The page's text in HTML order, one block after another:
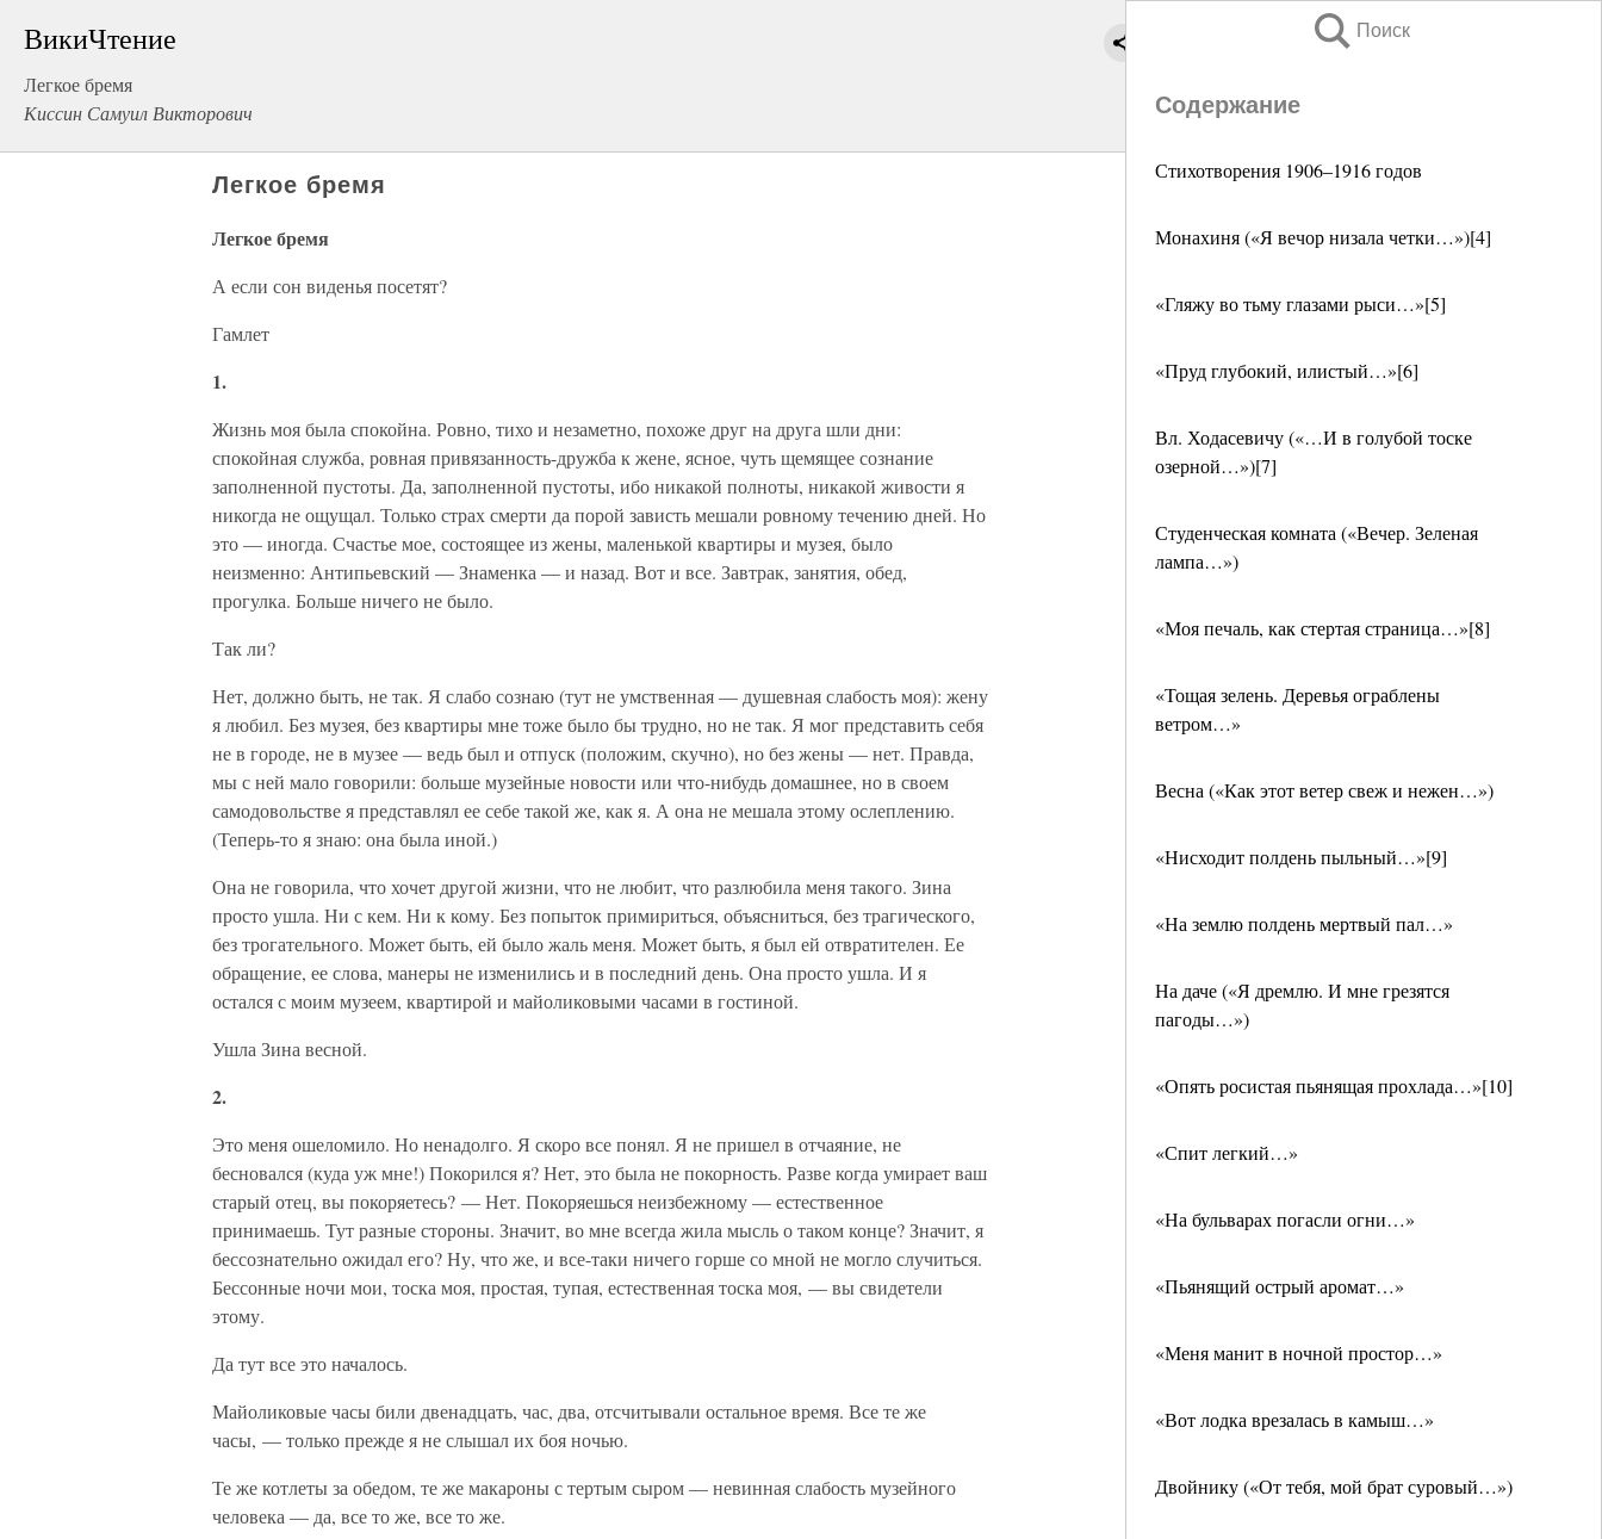
ВикиЧтение
Легкое бремя
Киссин Самуил Викторович
Поиск
Содержание
Стихотворения 1906–1916 годов
Монахиня («Я вечор низала четки…»)[4]
«Гляжу во тьму глазами рыси…»[5]
«Пруд глубокий, илистый…»[6]
Вл. Ходасевичу («…И в голубой тоске
озерной…»)[7]
Студенческая комната («Вечер. Зеленая
лампа…»)
«Моя печаль, как стертая страница…»[8]
«Тощая зелень. Деревья ограблены
ветром…»
Весна («Как этот ветер свеж и нежен…»)
«Нисходит полдень пыльный…»[9]
«На землю полдень мертвый пал…»
На даче («Я дремлю. И мне грезятся
пагоды…»)
«Опять росистая пьянящая прохлада…»[10]
«Спит легкий…»
«На бульварах погасли огни…»
«Пьянящий острый аромат…»
«Меня манит в ночной простор…»
«Вот лодка врезалась в камыш…»
Двойнику («От тебя, мой брат суровый…»)
Легкое бремя
Легкое бремя
А если сон виденья посетят?
Гамлет
1.
Жизнь моя была спокойна. Ровно, тихо и незаметно, похоже друг на друга шли дни:
спокойная служба, ровная привязанность-дружба к жене, ясное, чуть щемящее сознание
заполненной пустоты. Да, заполненной пустоты, ибо никакой полноты, никакой живости я
никогда не ощущал. Только страх смерти да порой зависть мешали ровному течению дней. Но
это — иногда. Счастье мое, состоящее из жены, маленькой квартиры и музея, было
неизменно: Антипьевский — Знаменка — и назад. Вот и все. Завтрак, занятия, обед,
прогулка. Больше ничего не было.
Так ли?
Нет, должно быть, не так. Я слабо сознаю (тут не умственная — душевная слабость моя): жену
я любил. Без музея, без квартиры мне тоже было бы трудно, но не так. Я мог представить себя
не в городе, не в музее — ведь был и отпуск (положим, скучно), но без жены — нет. Правда,
мы с ней мало говорили: больше музейные новости или что-нибудь домашнее, но в своем
самодовольстве я представлял ее себе такой же, как я. А она не мешала этому ослеплению.
(Теперь-то я знаю: она была иной.)
Она не говорила, что хочет другой жизни, что не любит, что разлюбила меня такого. Зина
просто ушла. Ни с кем. Ни к кому. Без попыток примириться, объясниться, без трагического,
без трогательного. Может быть, ей было жаль меня. Может быть, я был ей отвратителен. Ее
обращение, ее слова, манеры не изменились и в последний день. Она просто ушла. И я
остался с моим музеем, квартирой и майоликовыми часами в гостиной.
Ушла Зина весной.
2.
Это меня ошеломило. Но ненадолго. Я скоро все понял. Я не пришел в отчаяние, не
бесновался (куда уж мне!) Покорился я? Нет, это была не покорность. Разве когда умирает ваш
старый отец, вы покоряетесь? — Нет. Покоряешься неизбежному — естественное
принимаешь. Тут разные стороны. Значит, во мне всегда жила мысль о таком конце? Значит, я
бессознательно ожидал его? Ну, что же, и все-таки ничего горше со мной не могло случиться.
Бессонные ночи мои, тоска моя, простая, тупая, естественная тоска моя, — вы свидетели
этому.
Да тут все это началось.
Майоликовые часы били двенадцать, час, два, отсчитывали остальное время. Все те же
часы, — только прежде я не слышал их боя ночью.
Те же котлеты за обедом, те же макароны с тертым сыром — невинная слабость музейного
человека — да, все то же, все то же.